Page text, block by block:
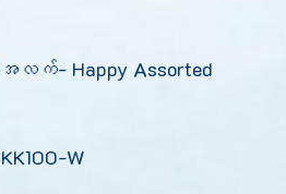
- Happy Assorted
W